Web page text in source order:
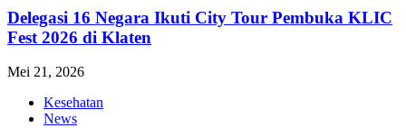
Delegasi 16 Negara Ikuti City Tour Pembuka KLIC
Fest 2026 di Klaten
Mei 21, 2026
Kesehatan
News